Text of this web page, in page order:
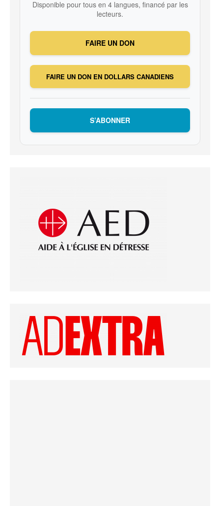
Disponible pour tous en 4 langues, financé par les
lecteurs.
FAIRE UN DON
FAIRE UN DON EN DOLLARS CANADIENS
S’ABONNER